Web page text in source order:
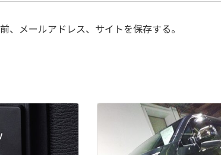
、メールアドレス、サイトを保存する。